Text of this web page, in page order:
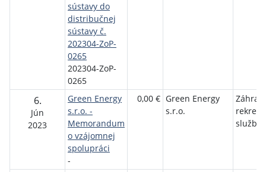
sústavy do
distribučnej
sústavy č.
202304-ZoP-
0265
202304-ZoP-
0265
6.
Jún
2023
Green Energy
s.r.o. -
Memorandum
o vzájomnej
spolupráci
-
0,00 € Green Energy
s.r.o.
služby